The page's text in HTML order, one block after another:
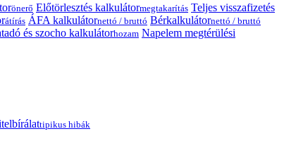
önerő Előtörlesztés kalkulátormegtakarítás Teljes visszafizetés
átírás ÁFA kalkulátornettó / bruttó Bérkalkulátornettó / bruttó
és szocho kalkulátorhozam Napelem megtérülési
tipikus hibák